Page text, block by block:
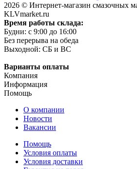
2026 © Интернет-магазин смазочных
KLVmarket.ru
Время работы склада:
Будни: c 9:00 до 16:00
Без перерыва на обеда
Выходной: СБ и ВС
Варианты оплаты
Компания
Информация
Помощь
О компании
Новости
Вакансии
Помощь
Условия оплаты
Условия доставки